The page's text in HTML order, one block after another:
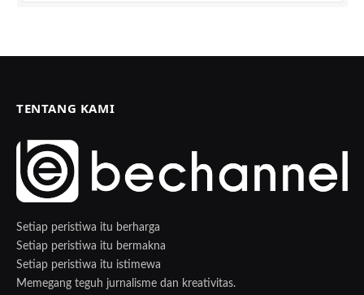
TENTANG KAMI
Setiap peristiwa itu berharga
Setiap peristiwa itu bermakna
Setiap peristiwa itu istimewa
Memegang teguh jurnalisme dan kreativitas.